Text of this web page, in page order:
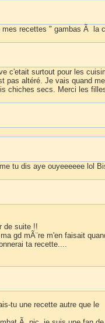
recettes " gambas Ã la
c'etait surtout pour les
pas altéré. Je vais quand
chiches secs. Merci les
tu dis aye ouyeeeeee lol
de suite !!
gd mÃ¨re m'en faisait
ta recette....
tu une recette autre que le